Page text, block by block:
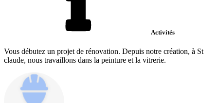
Activités
Vous débutez un projet de rénovation. Depuis notre création, à St
claude, nous travaillons dans la peinture et la vitrerie.